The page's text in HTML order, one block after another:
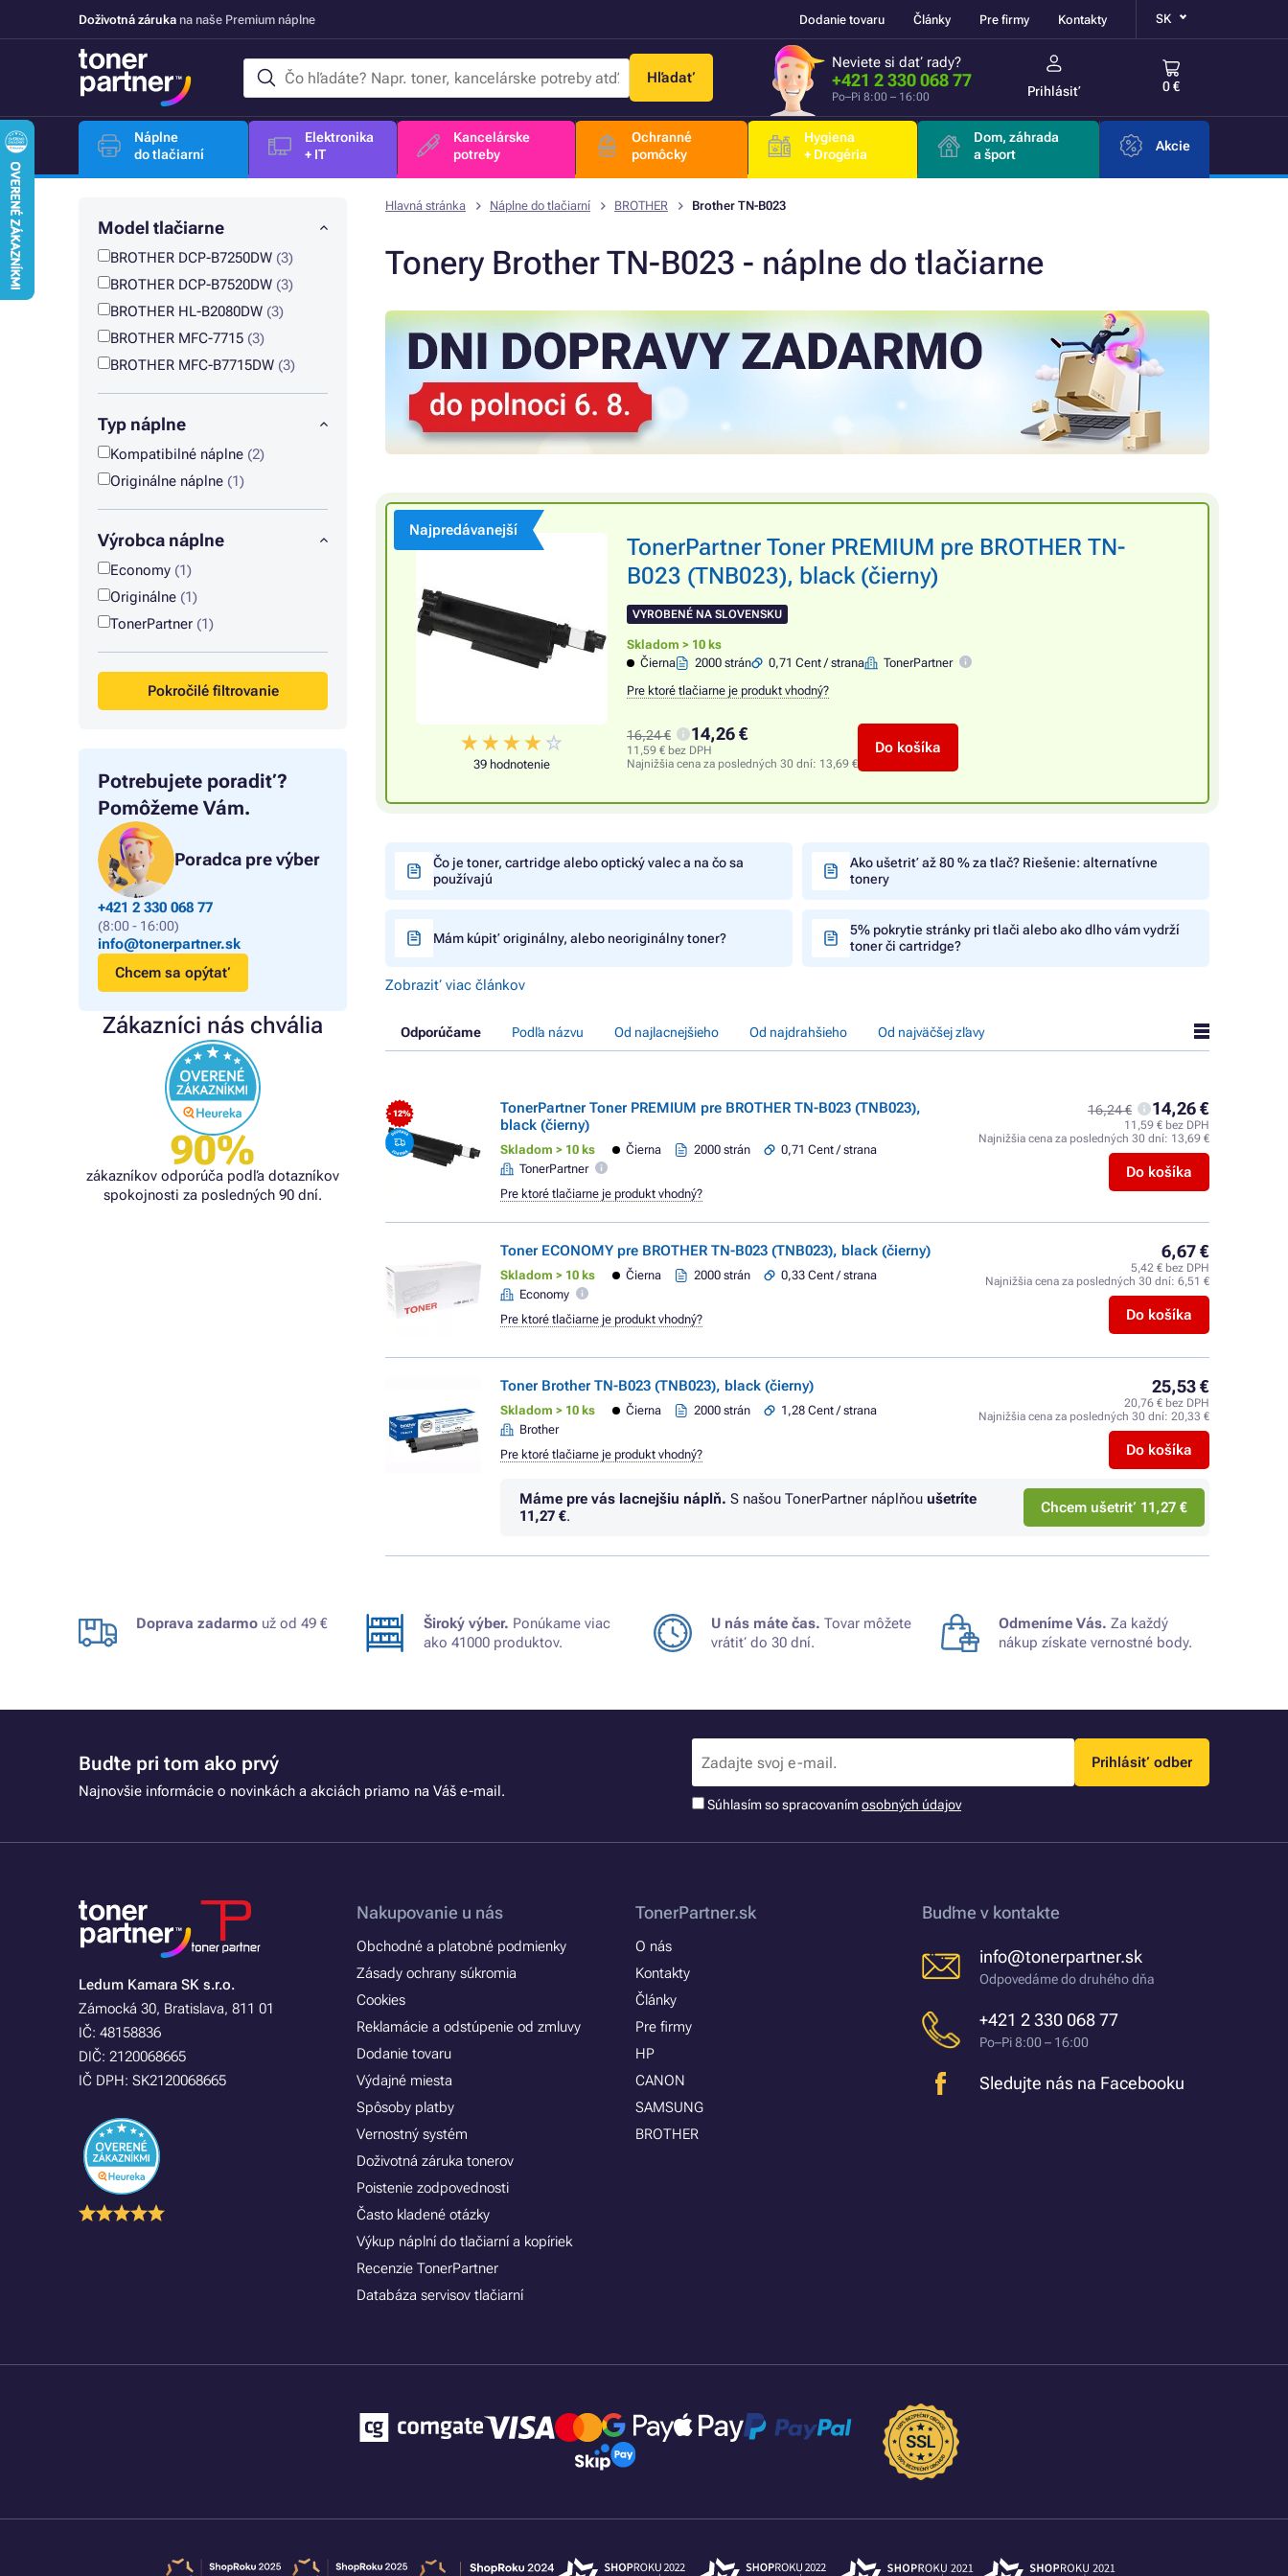
Doživotná záruka na naše Premium náplne Dodanie tovaru Články Pre firmy Kontakty SK
Hľadať
Neviete si dať rady?
+421 2 330 068 77
Po–Pi 8:00 – 16:00 Prihlásiť 0 €
Náplne
do tlačiarní
Elektronika
+ IT
Kancelárske
potreby
Ochranné
pomôcky
Hygiena
+ Drogéria
Dom, záhrada
a šport
Akcie
Model tlačiarne
BROTHER DCP-B7250DW (3)
BROTHER DCP-B7520DW (3)
BROTHER HL-B2080DW (3)
BROTHER MFC-7715 (3)
BROTHER MFC-B7715DW (3)
Typ náplne
Kompatibilné náplne (2)
Originálne náplne (1)
Výrobca náplne
Economy (1)
Originálne (1)
TonerPartner (1)
Pokročilé filtrovanie
Potrebujete poradiť?
Pomôžeme Vám.
Poradca pre výber
+421 2 330 068 77
(8:00 - 16:00)
info@tonerpartner.sk
Chcem sa opýtať
Zákazníci nás chvália
90%
zákazníkov odporúča podľa dotazníkov
spokojnosti za posledných 90 dní.
Hlavná stránka Náplne do tlačiarní BROTHER Brother TN-B023
Tonery Brother TN-B023 - náplne do tlačiarne
Najpredávanejší
39 hodnotenie
TonerPartner Toner PREMIUM pre BROTHER TN-
B023 (TNB023), black (čierny)
VYROBENÉ NA SLOVENSKU
Skladom > 10 ks
Čierna
2000 strán 0,71 Cent / strana
TonerPartner
Pre ktoré tlačiarne je produkt vhodný?
16,24 € 14,26 €
11,59 € bez DPH
Najnižšia cena za posledných 30 dní: 13,69 €
Do košíka
Čo je toner, cartridge alebo optický valec a na čo sa
používajú
Ako ušetriť až 80 % za tlač? Riešenie: alternatívne
tonery
Mám kúpiť originálny, alebo neoriginálny toner?
5% pokrytie stránky pri tlači alebo ako dlho vám vydrží
toner či cartridge?
Zobraziť viac článkov
Odporúčame Podľa názvu Od najlacnejšieho Od najdrahšieho Od najväčšej zľavy
- 12%
TonerPartner Toner PREMIUM pre BROTHER TN-B023 (TNB023),
black (čierny)
Skladom > 10 ks Čierna 2000 strán
0,71 Cent / strana
TonerPartner
16,24 € 14,26 €
11,59 € bez DPH
Najnižšia cena za posledných 30 dní: 13,69 €
Do košíka
Pre ktoré tlačiarne je produkt vhodný?
Toner ECONOMY pre BROTHER TN-B023 (TNB023), black (čierny)
Skladom > 10 ks Čierna 2000 strán
0,33 Cent / strana
Economy
6,67 €
5,42 € bez DPH
Najnižšia cena za posledných 30 dní: 6,51 €
Do košíka
Pre ktoré tlačiarne je produkt vhodný?
Toner Brother TN-B023 (TNB023), black (čierny)
Skladom > 10 ks Čierna 2000 strán
1,28 Cent / strana
Brother
25,53 €
20,76 € bez DPH
Najnižšia cena za posledných 30 dní: 20,33 €
Do košíka
Pre ktoré tlačiarne je produkt vhodný?
Máme pre vás lacnejšiu náplň. S našou TonerPartner náplňou ušetríte
11,27 €. Chcem ušetriť 11,27 €
Doprava zadarmo už od 49 € Široký výber. Ponúkame viac
ako 41000 produktov.
U nás máte čas. Tovar môžete
vrátiť do 30 dní.
Odmeníme Vás. Za každý
nákup získate vernostné body.
Buďte pri tom ako prvý
Najnovšie informácie o novinkách a akciách priamo na Váš e-mail.
Prihlásiť odber
Súhlasím so spracovanímosobných údajov
Ledum Kamara SK s.r.o.
Zámocká 30, Bratislava, 811 01
IČ: 48158836
DIČ: 2120068665
IČ DPH: SK2120068665
Nakupovanie u nás
Obchodné a platobné podmienky
Zásady ochrany súkromia
Cookies
Reklamácie a odstúpenie od zmluvy
Dodanie tovaru
Výdajné miesta
Spôsoby platby
Vernostný systém
Doživotná záruka tonerov
Poistenie zodpovednosti
Často kladené otázky
Výkup náplní do tlačiarní a kopíriek
Recenzie TonerPartner
Databáza servisov tlačiarní
TonerPartner.sk
O nás
Kontakty
Články
Pre firmy
HP
CANON
SAMSUNG
BROTHER
Buďme v kontakte
info@tonerpartner.sk
Odpovedáme do druhého dňa
+421 2 330 068 77
Po–Pi 8:00 – 16:00
Sledujte nás na Facebooku